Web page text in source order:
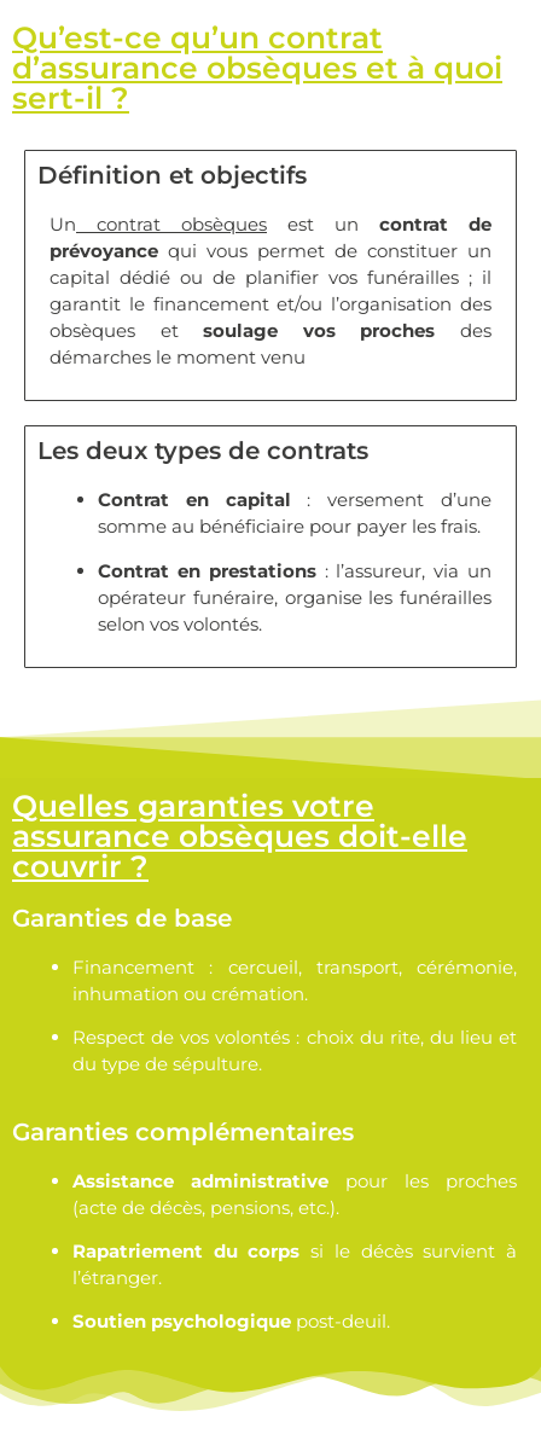
Qu’est-ce qu’un contrat
d’assurance obsèques et à quoi
sert-il ?
Définition et objectifs
Un contrat obsèques est un contrat de
prévoyance qui vous permet de constituer un
capital dédié ou de planifier vos funérailles ; il
garantit le financement et/ou l’organisation des
obsèques etsoulage vos proches des
démarches le moment venu
Les deux types de contrats
Contrat en capital : versement d’une
somme au bénéficiaire pour payer les frais.
Contrat en prestations: l’assureur, via un
opérateur funéraire, organise les funérailles
selon vos volontés.
Quelles garanties votre
assurance obsèques doit-elle
couvrir ?
Garanties de base
Financement : cercueil, transport, cérémonie,
inhumation ou crémation.
Respect de vos volontés : choix du rite, du lieu et
du type de sépulture.
Garanties complémentaires
Assistance administrative pour les proches
(acte de décès, pensions, etc.).
Rapatriement du corps si le décès survient à
l’étranger.
Soutien psychologique post-deuil.